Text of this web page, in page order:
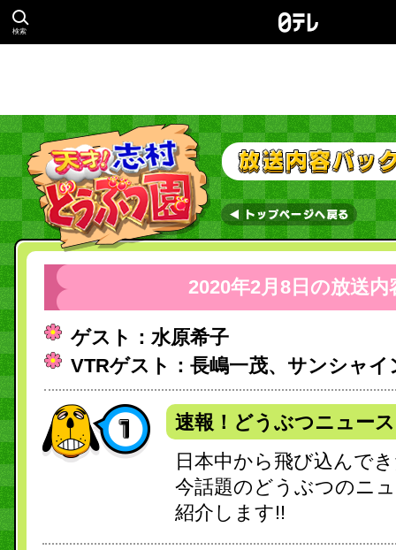
検索
2020年2月8日の放送内
ゲスト：水原希子
VTRゲスト：長嶋一茂、サンシャイ
速報！どうぶつニュース
日本中から飛び込んで
今話題のどうぶつのニ
紹介します!!